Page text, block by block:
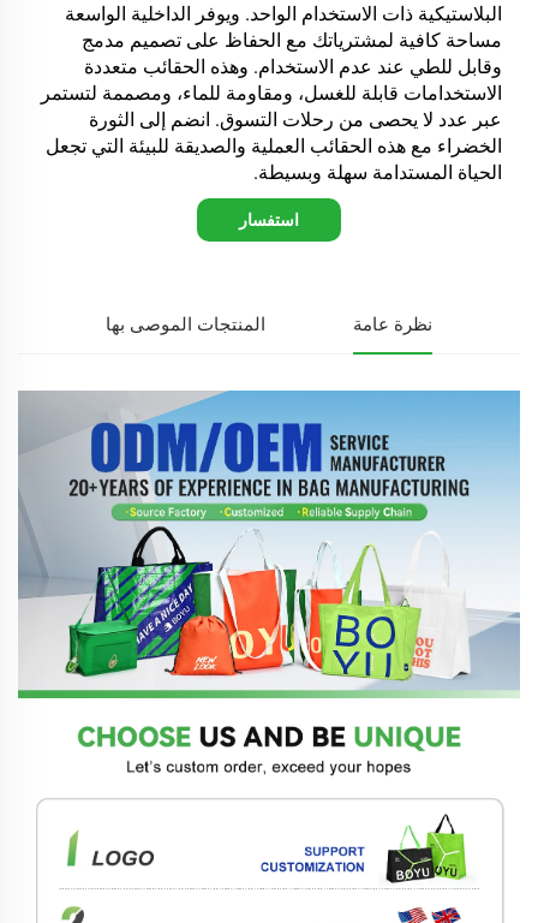
البلاستيكية ذات الاستخدام الواحد. ويوفر الداخلية الواسعة
مساحة كافية لمشترياتك مع الحفاظ على تصميم مدمج
وقابل للطي عند عدم الاستخدام. وهذه الحقائب متعددة
الاستخدامات قابلة للغسل، ومقاومة للماء، ومصممة لتستمر
عبر عدد لا يحصى من رحلات التسوق. انضم إلى الثورة
الخضراء مع هذه الحقائب العملية والصديقة للبيئة التي تجعل
الحياة المستدامة سهلة وبسيطة.
استفسار
نظرة عامة المنتجات الموصى بها